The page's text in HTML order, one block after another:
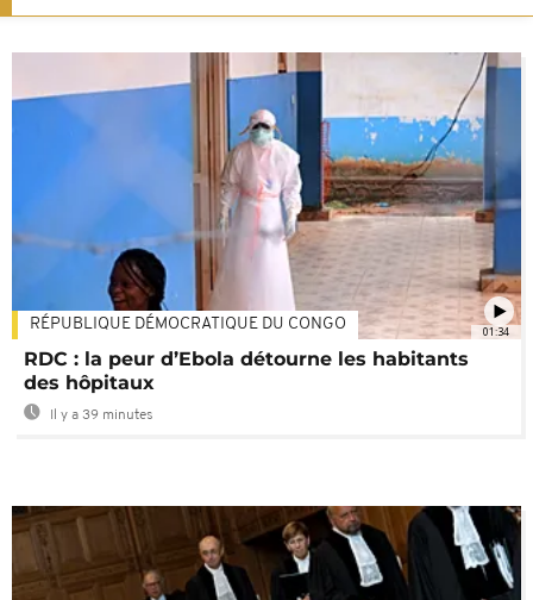
01:34
RÉPUBLIQUE DÉMOCRATIQUE DU CONGO
RDC : la peur d’Ebola détourne les habitants
des hôpitaux
Il y a 39 minutes